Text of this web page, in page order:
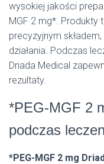
wysokiej jakości
MGF 2 mg*. Produkty
precyzyjnym
działania. Podczas
Driada Medical
rezultaty.
*PEG-MGF 2
podczas
*PEG-MGF 2 mg